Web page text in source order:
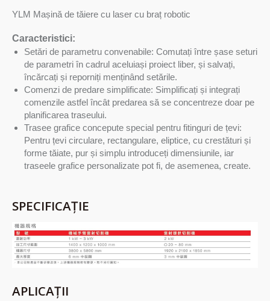
YLM Mașină de tăiere cu laser cu braț robotic
Caracteristici:
Setări de parametru convenabile: Comutați între șase seturi
de parametri în cadrul aceluiași proiect liber, și salvați,
încărcați și reporniți menținând setările.
Comenzi de predare simplificate: Simplificați și integrați
comenzile astfel încât predarea să se concentreze doar pe
planificarea traseului.
Trasee grafice concepute special pentru fitinguri de țevi:
Pentru țevi circulare, rectangulare, eliptice, cu crestături și
forme tăiate, pur și simplu introduceți dimensiunile, iar
traseele grafice personalizate pot fi, de asemenea, create.
SPECIFICAȚIE
APLICAȚII